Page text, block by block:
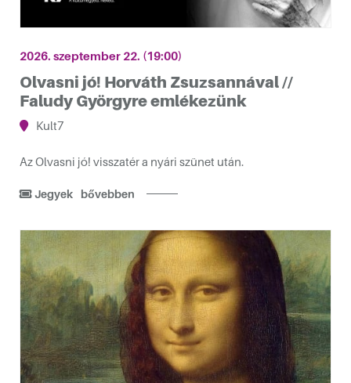
2026. szeptember 22. (19:00)
Olvasni jó! Horváth Zsuzsannával //
Faludy Györgyre emlékezünk
Kult7
Az Olvasni jó! visszatér a nyári szünet után.
Jegyek bővebben